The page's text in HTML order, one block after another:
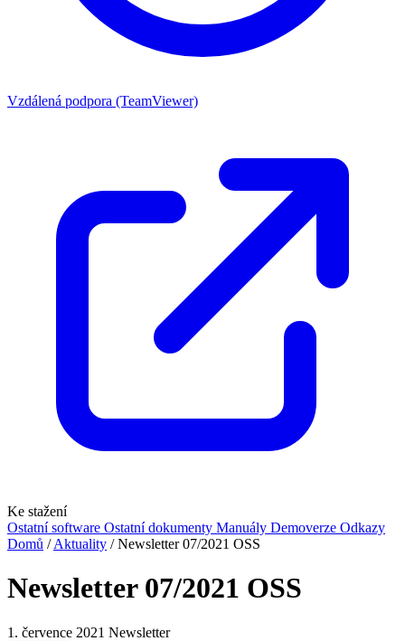
Vzdálená podpora (TeamViewer)
Ke stažení
Ostatní software Ostatní dokumenty Manuály Demoverze Odkazy
Domů / Aktuality / Newsletter 07/2021 OSS
Newsletter 07/2021 OSS
1. července 2021 Newsletter